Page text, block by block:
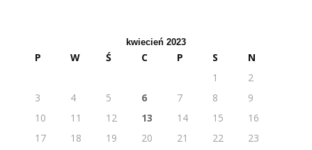
kwiecień 2023
P W Ś C P S
N
1
2
3
4 5 6 7 8
9
10
11 12 13 14 15
16
17
18 19 20 21 22
23